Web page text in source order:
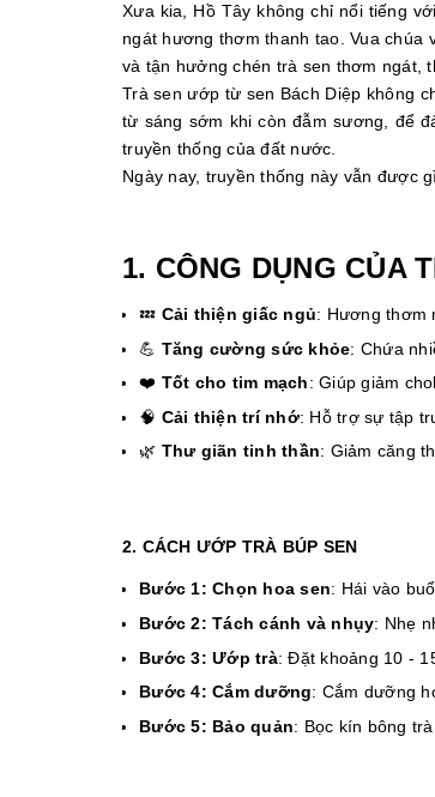
Xưa kia, Hồ Tây không chỉ nổi tiếng
ngát hương thơm thanh tao. Vua
và tận hưởng chén trà sen thơm ngát,
Trà sen ướp từ sen Bách Diệp không
từ sáng sớm khi còn đẫm sương, để
truyền thống của đất nước.
Ngày nay, truyền thống này vẫn được
1. CÔNG DỤNG CỦA
💤 Cải thiện giấc ngủ: Hương thơm
💪 Tăng cường sức khỏe: Chứa
❤️ Tốt cho tim mạch: Giúp giảm
🧠 Cải thiện trí nhớ: Hỗ trợ sự tập
🌿 Thư giãn tinh thần: Giảm căng
2. CÁCH ƯỚP TRÀ BÚP SEN
Bước 1: Chọn hoa sen: Hái vào
Bước 2: Tách cánh và nhụy: Nhẹ
Bước 3: Ướp trà: Đặt khoảng 10 -
Bước 4: Cắm dưỡng: Cắm dưỡng
Bước 5: Bảo quản: Bọc kín bông